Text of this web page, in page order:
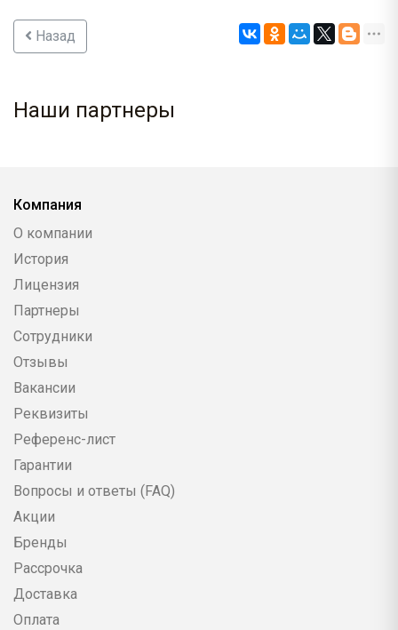
Назад
Наши партнеры
Компания
О компании
История
Лицензия
Партнеры
Сотрудники
Отзывы
Вакансии
Реквизиты
Референс-лист
Гарантии
Вопросы и ответы (FAQ)
Акции
Бренды
Рассрочка
Доставка
Оплата